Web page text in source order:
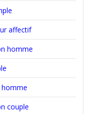
affectif
homme
couple